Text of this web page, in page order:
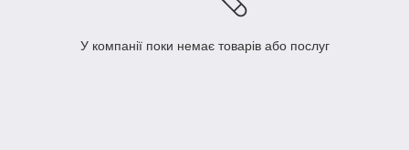
У компанії поки немає товарів або послуг